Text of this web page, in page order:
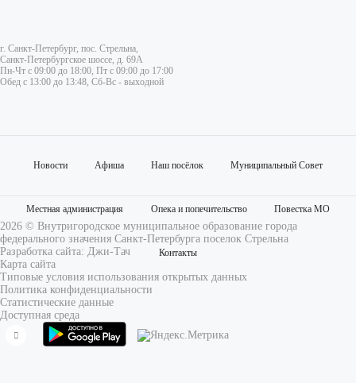
г. Санкт-Петербург, пос. Стрельна,
Санкт-Петербургское шоссе, д. 69А
Пн-Чт с 09:00 до 18:00, Пт с 09:00 до 17:00
Обед с 13:00 до 13:48, Сб-Вс - выходной
Новости Афиша Наш посёлок Муниципальный Совет
Местная администрация Опека и попечительство Повестка МО
Контакты
2026 © Внутригородское муниципальное образование города
федерального значения Санкт-Петербурга поселок Стрельна
Разработка сайта: Джи-Тач
Карта сайта
Типовые условия использования открытых данных
Политика конфиденциальности
Статистические данные
Доступная среда